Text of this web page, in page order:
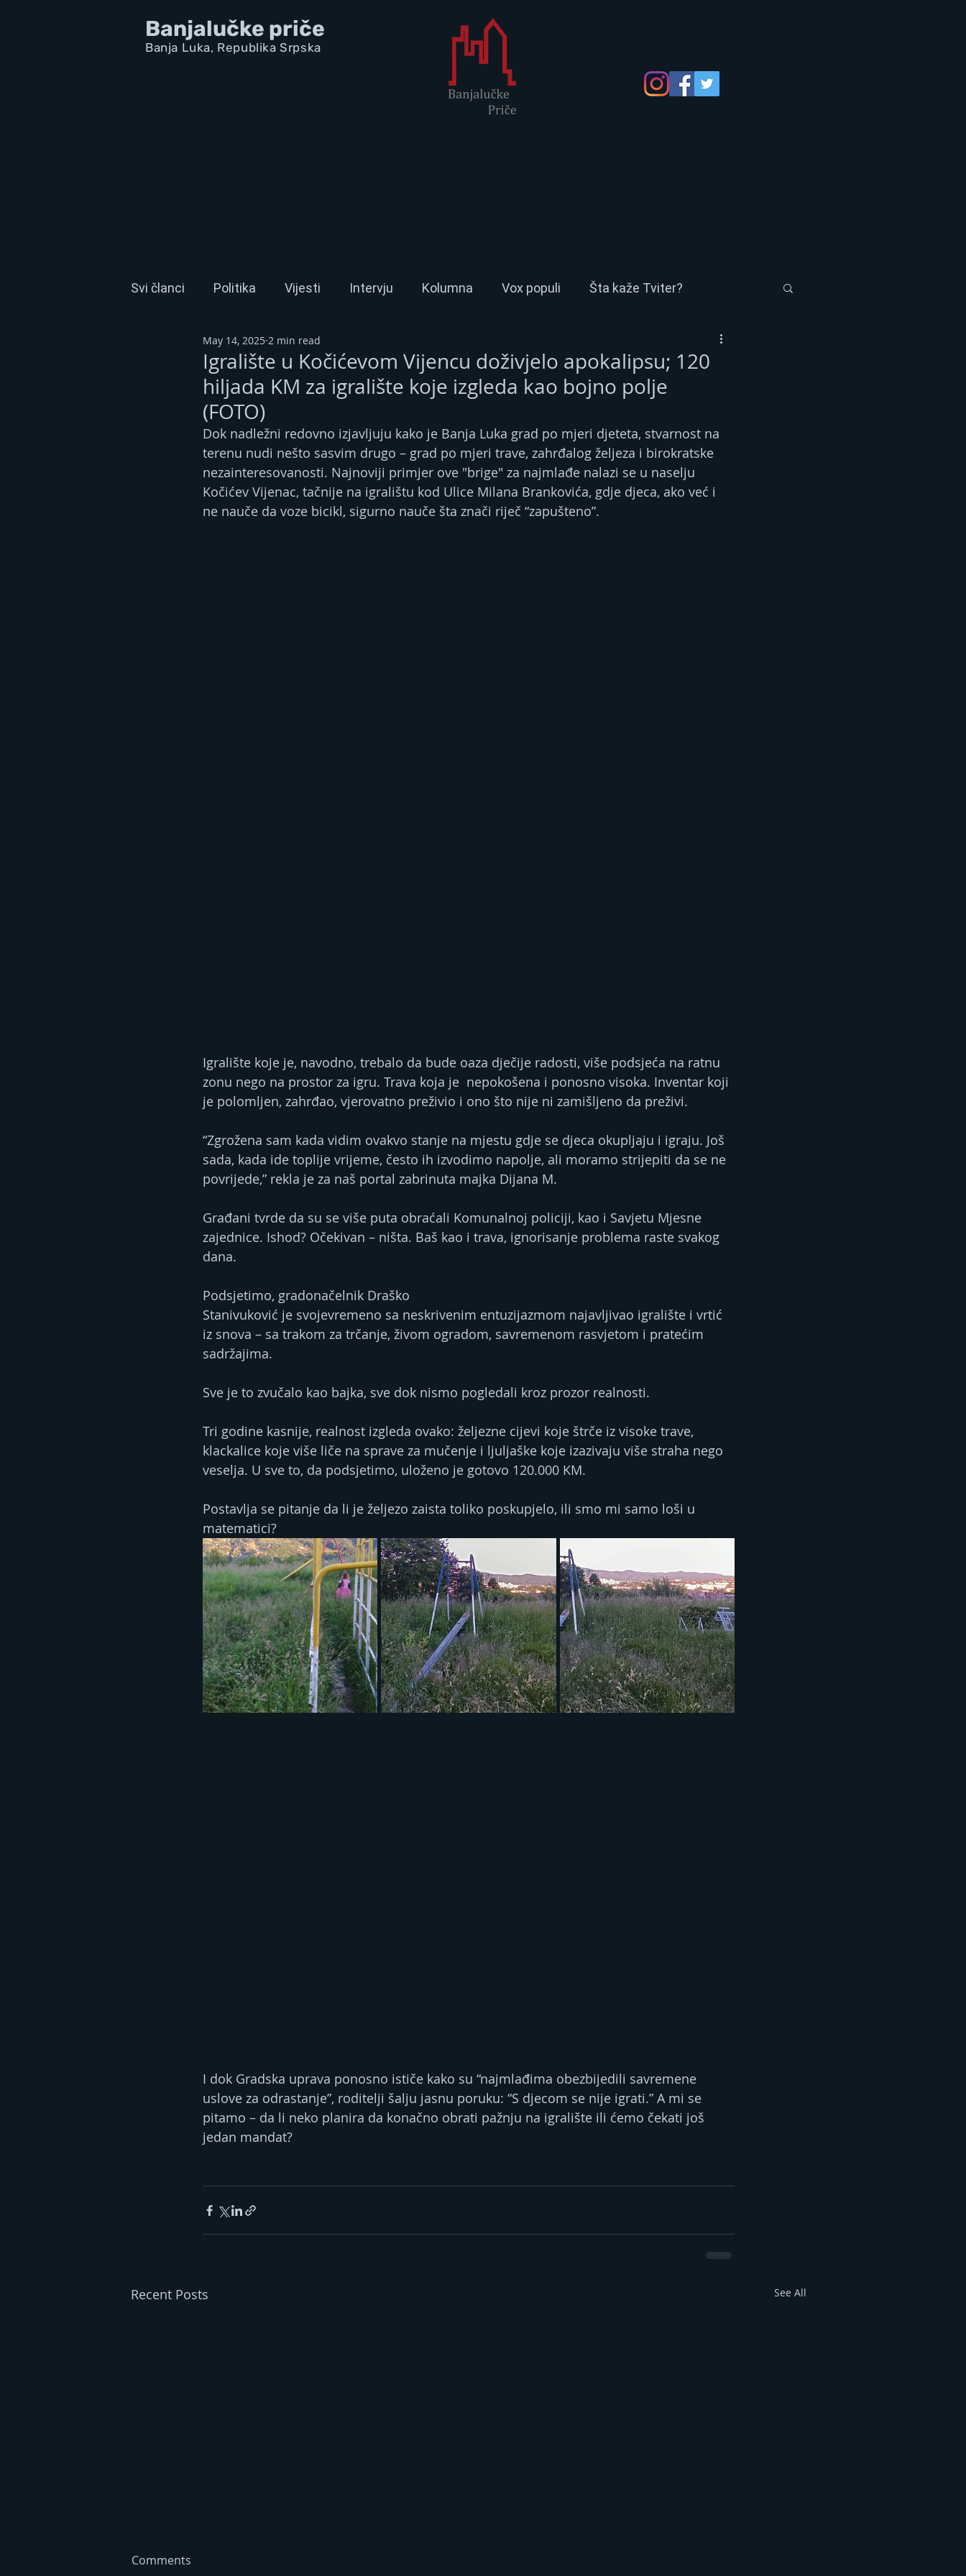
Banjalučke priče
Banja Luka, Republika Srpska
Svi članci Politika Vijesti Intervju Kolumna Vox populi Šta kaže Tviter?
Igralište u Kočićevom Vijencu doživjelo apokalipsu; 120
hiljada KM za igralište koje izgleda kao bojno polje
(FOTO)
May 14, 2025 2 min read
Dok nadležni redovno izjavljuju kako je Banja Luka grad po mjeri djeteta, stvarnost na
terenu nudi nešto sasvim drugo – grad po mjeri trave, zahrđalog željeza i birokratske
nezainteresovanosti. Najnoviji primjer ove "brige" za najmlađe nalazi se u naselju
Kočićev Vijenac, tačnije na igralištu kod Ulice Milana Brankovića, gdje djeca, ako već i
ne nauče da voze bicikl, sigurno nauče šta znači riječ “zapušteno”.
Igralište koje je, navodno, trebalo da bude oaza dječije radosti, više podsjeća na ratnu
zonu nego na prostor za igru. Trava koja je  nepokošena i ponosno visoka. Inventar koji
je polomljen, zahrđao, vjerovatno preživio i ono što nije ni zamišljeno da preživi.
“Zgrožena sam kada vidim ovakvo stanje na mjestu gdje se djeca okupljaju i igraju. Još
sada, kada ide toplije vrijeme, često ih izvodimo napolje, ali moramo strijepiti da se ne
povrijede,” rekla je za naš portal zabrinuta majka Dijana M.
Građani tvrde da su se više puta obraćali Komunalnoj policiji, kao i Savjetu Mjesne
zajednice. Ishod? Očekivan – ništa. Baš kao i trava, ignorisanje problema raste svakog
dana.
Podsjetimo, gradonačelnik Draško
Stanivuković je svojevremeno sa neskrivenim entuzijazmom najavljivao igralište i vrtić
iz snova – sa trakom za trčanje, živom ogradom, savremenom rasvjetom i pratećim
sadržajima.
Sve je to zvučalo kao bajka, sve dok nismo pogledali kroz prozor realnosti.
Tri godine kasnije, realnost izgleda ovako: željezne cijevi koje štrče iz visoke trave,
klackalice koje više liče na sprave za mučenje i ljuljaške koje izazivaju više straha nego
veselja. U sve to, da podsjetimo, uloženo je gotovo 120.000 KM.
Postavlja se pitanje da li je željezo zaista toliko poskupjelo, ili smo mi samo loši u
matematici?
I dok Gradska uprava ponosno ističe kako su “najmlađima obezbijedili savremene
uslove za odrastanje”, roditelji šalju jasnu poruku: “S djecom se nije igrati.” A mi se
pitamo – da li neko planira da konačno obrati pažnju na igralište ili ćemo čekati još
jedan mandat?
Recent Posts See All
Comments